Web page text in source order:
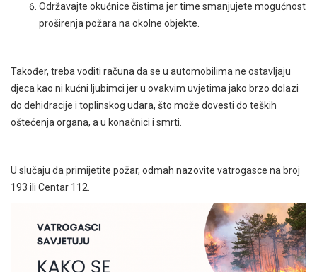
Održavajte okućnice čistima jer time smanjujete mogućnost
proširenja požara na okolne objekte.
Također, treba voditi računa da se u automobilima ne ostavljaju
djeca kao ni kućni ljubimci jer u ovakvim uvjetima jako brzo dolazi
do dehidracije i toplinskog udara, što može dovesti do teških
oštećenja organa, a u konačnici i smrti.
U slučaju da primijetite požar, odmah nazovite vatrogasce na broj
193 ili Centar 112.